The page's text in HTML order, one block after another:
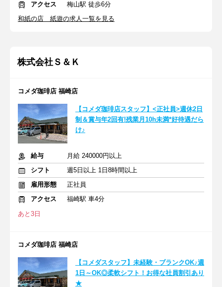
アクセス
梅山駅 徒歩6分
和紙の店 紙遊の求人一覧を見る
株式会社Ｓ＆Ｋ
コメダ珈琲店 福崎店
【コメダ珈琲店スタッフ】<正社員>週休2日
制＆賞与年2回有!残業月10h未満*好待遇だら
け♪
給与
月給 240000円以上
シフト
週5日以上 1日8時間以上
雇用形態
正社員
アクセス
福崎駅 車4分
あと3日
コメダ珈琲店 福崎店
【コメダスタッフ】未経験・ブランクOK♪週
1日～OK◎柔軟シフト！お得な社員割引あり
★